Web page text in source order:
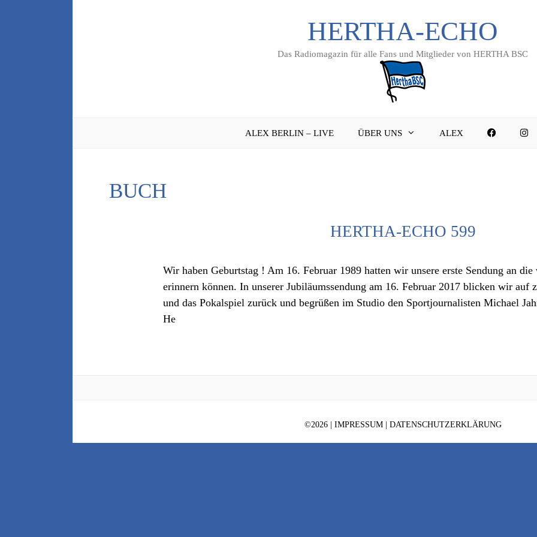
HERTHA-ECHO
Das Radiomagazin für alle Fans und Mitglieder von HERTHA BSC
ALEX BERLIN – LIVE ÜBER UNS ALEX
BUCH
HERTHA-ECHO 599
Wir haben Geburtstag ! Am 16. Februar 1989 hatten wir unsere erste Sendung an
erinnern können. In unserer Jubiläumssendung am 16. Februar 2017 blicken wir auf
und das Pokalspiel zurück und begrüßen im Studio den Sportjournalisten Michael
He
©2026 | IMPRESSUM| DATENSCHUTZERKLÄRUNG